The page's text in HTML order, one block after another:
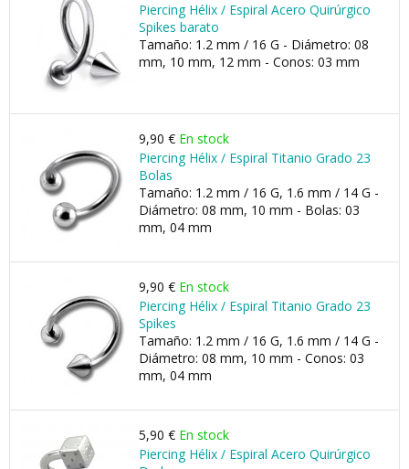
Piercing Hélix / Espiral Acero Quirúrgico
Spikes barato
Tamaño: 1.2 mm / 16 G - Diámetro: 08
mm, 10 mm, 12 mm - Conos: 03 mm
9,90 € En stock
Piercing Hélix / Espiral Titanio Grado 23
Bolas
Tamaño: 1.2 mm / 16 G, 1.6 mm / 14 G -
Diámetro: 08 mm, 10 mm - Bolas: 03
mm, 04 mm
9,90 € En stock
Piercing Hélix / Espiral Titanio Grado 23
Spikes
Tamaño: 1.2 mm / 16 G, 1.6 mm / 14 G -
Diámetro: 08 mm, 10 mm - Conos: 03
mm, 04 mm
5,90 € En stock
Piercing Hélix / Espiral Acero Quirúrgico